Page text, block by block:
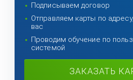
Подписываем договор
Отправляем карты по
вас
Проводим обучение по
системой
ЗАКАЗАТЬ